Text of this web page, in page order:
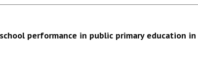
performance in public primary education in